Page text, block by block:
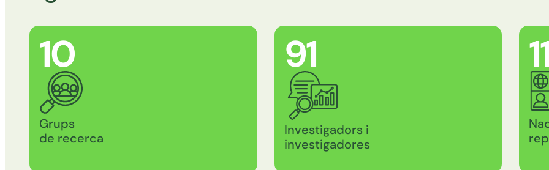
17
Grups
de recerca
160
Investigadors i
investigadores